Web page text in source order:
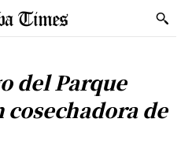
del Parque
de